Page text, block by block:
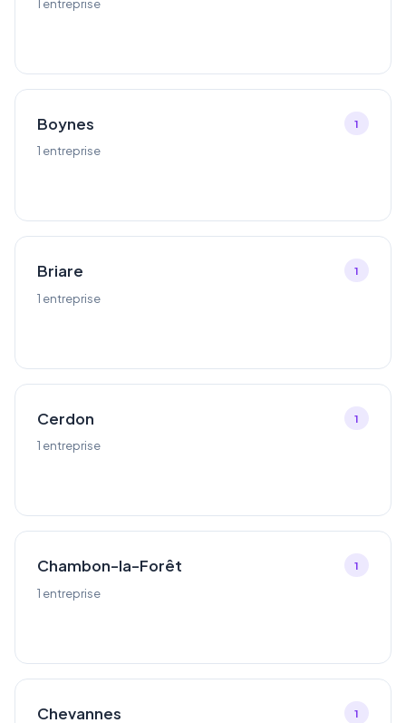
1 entreprise
Boynes
1 entreprise
1
Briare
1 entreprise
1
Cerdon
1 entreprise
1
Chambon-la-Forêt
1 entreprise
1
Chevannes 1